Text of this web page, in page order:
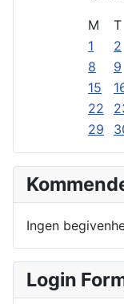
M
T
1
2
8
9
15
22
29
Ingen
Login